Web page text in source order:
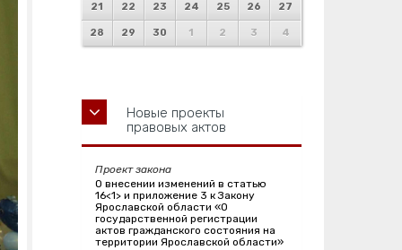
21 22 23 24 25 26 27
28 29 30 1 2 3 4
Новые проекты
правовых актов
Проект закона
О внесении изменений в статью
16<1> и приложение 3 к Закону
Ярославской области «О
государственной регистрации
актов гражданского состояния на
территории Ярославской области»